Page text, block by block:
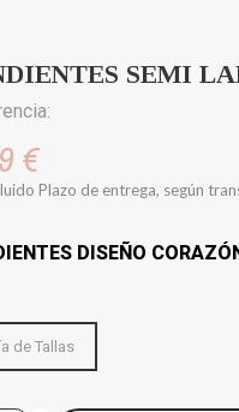
SEMI
€
Plazo de entrega, según
DISEÑO
de Tallas